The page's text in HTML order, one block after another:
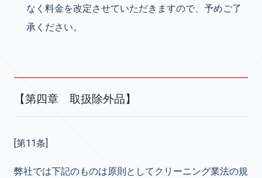
なく料金を改定させていただきますので、予めご了
承ください。
【第四章 取扱除外品】
[第11条]
弊社では下記のものは原則としてクリーニング業法の規